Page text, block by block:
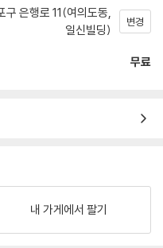
구 은행로 11(여의도동,
일신빌딩)
변경
무료
내 가게에서 팔기